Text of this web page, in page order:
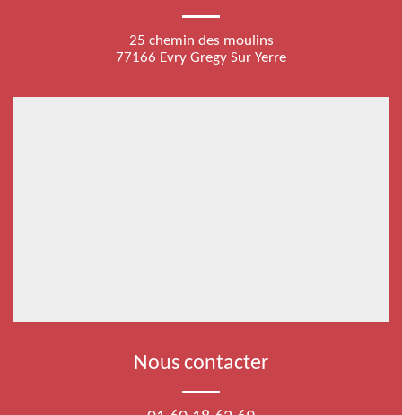
25 chemin des moulins
77166 Evry Gregy Sur Yerre
Nous contacter